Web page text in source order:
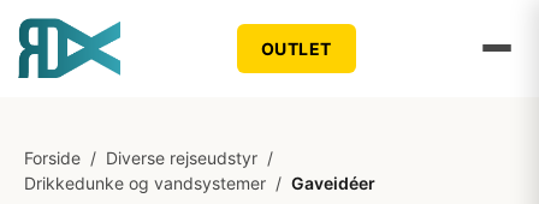
OUTLET
Forside / Diverse rejseudstyr /
Drikkedunke og vandsystemer / Gaveidéer